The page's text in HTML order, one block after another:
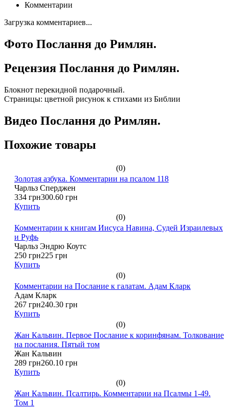
Комментарии
Загрузка комментариев...
Фото Послання до Римлян.
Рецензия Послання до Римлян.
Блокнот перекидной подарочный.
Страницы: цветной рисунок к стихами из Библии
Видео Послання до Римлян.
Похожие товары
(0)
Золотая азбука. Комментарии на псалом 118
Чарльз Сперджен
334 грн300.60 грн
Купить
(0)
Комментарии к книгам Иисуса Навина, Судей Израилевых
и Руфь
Чарльз Эндрю Коутс
250 грн225 грн
Купить
(0)
Комментарии на Послание к галатам. Адам Кларк
Адам Кларк
267 грн240.30 грн
Купить
(0)
Жан Кальвин. Первое Послание к коринфянам. Толкование
на послания. Пятый том
Жан Кальвин
289 грн260.10 грн
Купить
(0)
Жан Кальвин. Псалтирь. Комментарии на Псалмы 1-49.
Том 1